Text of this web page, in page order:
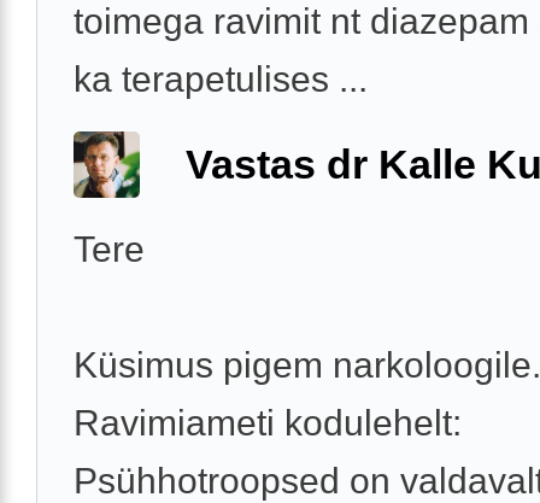
toimega ravimit nt diazepam
ka terapetulises ...
Vastas dr Kalle
Tere
Küsimus pigem narkoloogile.
Ravimiameti kodulehelt:
Psühhotroopsed on